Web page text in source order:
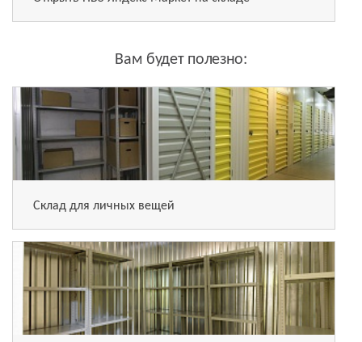
Вам будет полезно:
Склад для личных вещей